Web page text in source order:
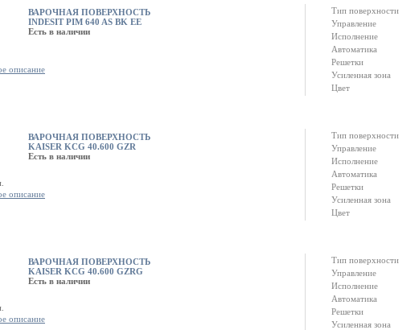
ВАРОЧНАЯ ПОВЕРХНОСТЬ
INDESIT PIM 640 AS BK EE
Есть в наличии
Тип поверхности
Управление
Исполнение
Автоматика
Решетки
Усиленная зона
Цвет
описание
ВАРОЧНАЯ ПОВЕРХНОСТЬ
KAISER KCG 40.600 GZR
Есть в наличии
Тип поверхности
Управление
Исполнение
Автоматика
Решетки
Усиленная зона
Цвет
описание
ВАРОЧНАЯ ПОВЕРХНОСТЬ
KAISER KCG 40.600 GZRG
Есть в наличии
Тип поверхности
Управление
Исполнение
Автоматика
Решетки
Усиленная зона
описание